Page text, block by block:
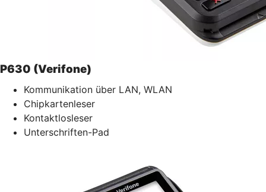
P630 (Verifone)
Kommunikation über LAN, WLAN
Chipkartenleser
Kontaktlosleser
Unterschriften-Pad